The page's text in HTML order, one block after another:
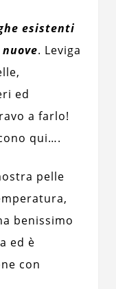
esistenti
. Leviga
ed
a farlo!
qui….
pelle
benissimo
ed è
con